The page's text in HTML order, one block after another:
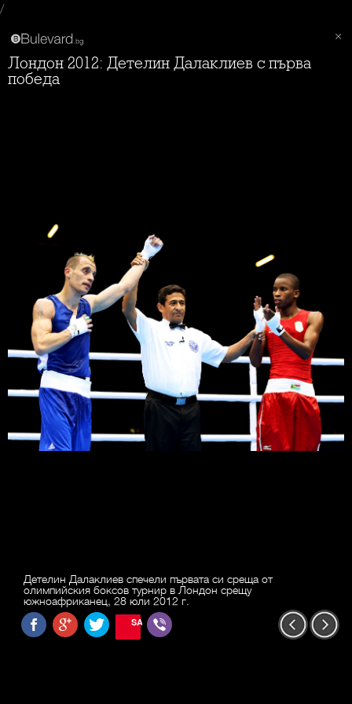
/
Лондон 2012: Детелин Далаклиев с първа
победа
Детелин Далаклиев спечели първата си среща от
олимпийския боксов турнир в Лондон срещу
южноафриканец, 28 юли 2012 г.
SAVE